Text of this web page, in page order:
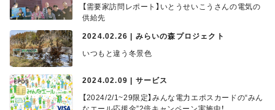
【需要家訪問レポート】いとうせいこうさんの電気の
供給先
2024.02.26 | みらいの森プロジェクト
いつもと違う冬景色
2024.02.09 | サービス
【2024/2/1~29限定】みんな電力エポスカードの“みん